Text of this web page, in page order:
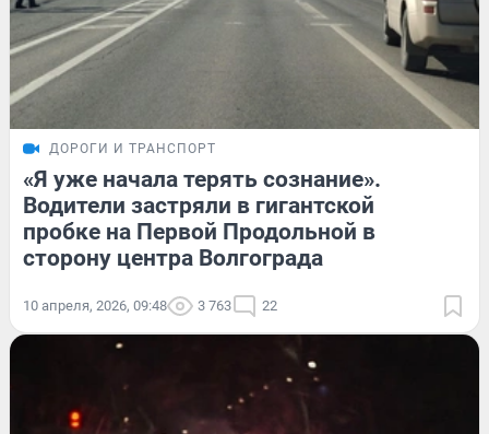
ДОРОГИ И ТРАНСПОРТ
«Я уже начала терять сознание».
Водители застряли в гигантской
пробке на Первой Продольной в
сторону центра Волгограда
10 апреля, 2026, 09:48 3 763 22